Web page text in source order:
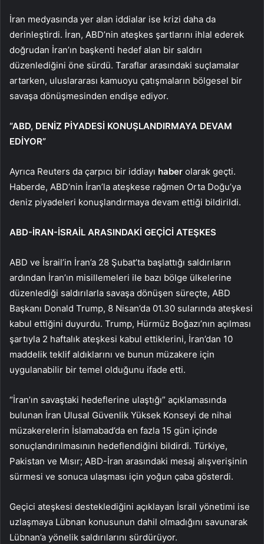
İran medyasında yer alan iddialar ise krizi daha da
derinleştirdi. İran, ABD’nin ateşkes şartlarını ihlal ederek
doğrudan İran’ın başkenti hedef alan bir saldırı
düzenlediğini öne sürdü. Taraflar arasındaki suçlamalar
artarken, uluslararası kamuoyu çatışmaların bölgesel bir
savaşa dönüşmesinden endişe ediyor.
“ABD, DENİZ PİYADESİ KONUŞLANDIRMAYA DEVAM
EDİYOR”
Ayrıca Reuters da çarpıcı bir iddiayı haber olarak geçti.
Haberde, ABD’nin İran’la ateşkese rağmen Orta Doğu’ya
deniz piyadeleri konuşlandırmaya devam ettiği bildirildi.
ABD-İRAN-İSRAİL ARASINDAKİ GEÇİCİ ATEŞKES
ABD ve İsrail’in İran’a 28 Şubat’ta başlattığı saldırıların
ardından İran’ın misillemeleri ile bazı bölge ülkelerine
düzenlediği saldırılarla savaşa dönüşen süreçte, ABD
Başkanı Donald Trump, 8 Nisan’da 01.30 sularında ateşkesi
kabul ettiğini duyurdu. Trump, Hürmüz Boğazı’nın açılması
şartıyla 2 haftalık ateşkesi kabul ettiklerini, İran’dan 10
maddelik teklif aldıklarını ve bunun müzakere için
uygulanabilir bir temel olduğunu ifade etti.
“İran’ın savaştaki hedeflerine ulaştığı” açıklamasında
bulunan İran Ulusal Güvenlik Yüksek Konseyi de nihai
müzakerelerin İslamabad’da en fazla 15 gün içinde
sonuçlandırılmasının hedeflendiğini bildirdi. Türkiye,
Pakistan ve Mısır; ABD-İran arasındaki mesaj alışverişinin
sürmesi ve sonuca ulaşması için yoğun çaba gösterdi.
Geçici ateşkesi desteklediğini açıklayan İsrail yönetimi ise
uzlaşmaya Lübnan konusunun dahil olmadığını savunarak
Lübnan’a yönelik saldırılarını sürdürüyor.